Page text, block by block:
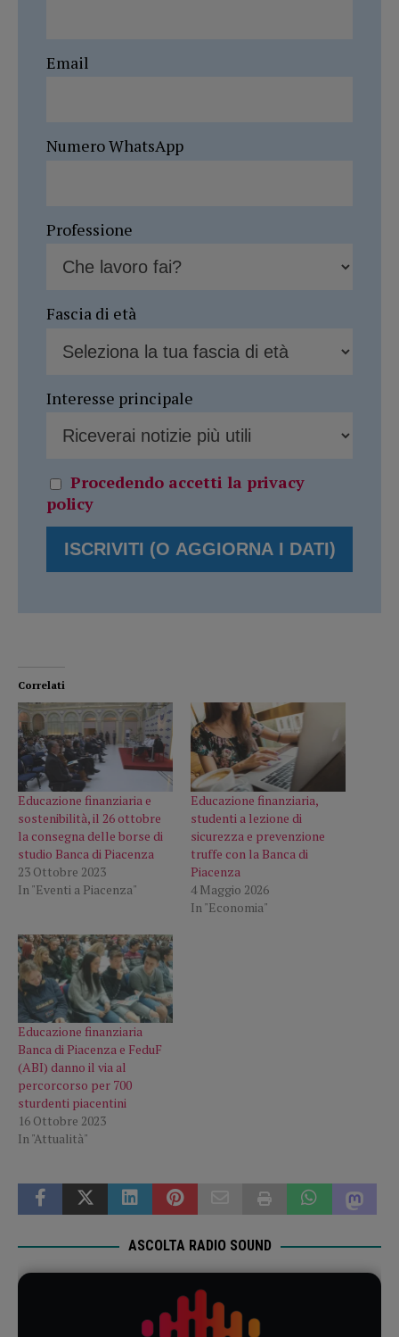
Email
Numero WhatsApp
Professione
Fascia di età
Interesse principale
Procedendo accetti la privacy
policy
Correlati
Educazione finanziaria e
sostenibilità, il 26 ottobre
la consegna delle borse di
studio Banca di Piacenza
23 Ottobre 2023
In "Eventi a Piacenza"
Educazione finanziaria,
studenti a lezione di
sicurezza e prevenzione
truffe con la Banca di
Piacenza
4 Maggio 2026
In "Economia"
Educazione finanziaria
Banca di Piacenza e FeduF
(ABI) danno il via al
percorcorso per 700
sturdenti piacentini
16 Ottobre 2023
In "Attualità"
ASCOLTA RADIO SOUND